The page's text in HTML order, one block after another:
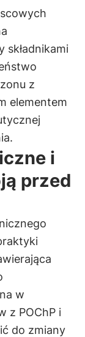
składnikami
z
elementem
i
przed
w
z POChP i
do zmiany